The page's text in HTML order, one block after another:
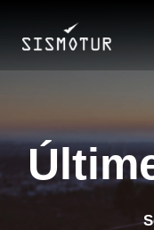
contingut